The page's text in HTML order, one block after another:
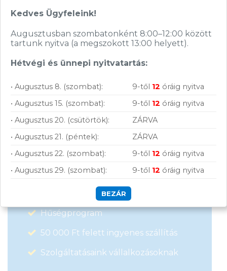
Elfogadom az
adatkezelési tájékoztatót.
FELIRATKOZOM
Vásárolj nálunk!
Nagy raktárkészlet
Garanciavállalás
Hűségprogram
50 000 Ft felett ingyenes szállítás
Szolgáltatásaink vállalkozásoknak
Kedves Ügyfeleink!
Augusztusban szombatonként 8:00–12:00 között
tartunk nyitva (a megszokott 13:00 helyett).
Hétvégi és ünnepi nyitvatartás:
• Augusztus 8. (szombat): 9-től 12 óráig nyitva
• Augusztus 15. (szombat):
9-től 12 óráig nyitva
• Augusztus 20. (csütörtök):
ZÁRVA
• Augusztus 21. (péntek):
ZÁRVA
• Augusztus 22. (szombat):
9-től 12 óráig nyitva
• Augusztus 29. (szombat):
9-től 12 óráig nyitva
BEZÁR